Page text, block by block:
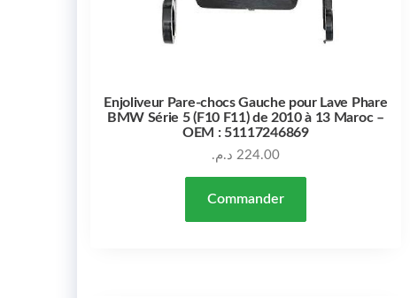
Enjoliveur Pare-chocs Gauche pour Lave Phare
BMW Série 5 (F10 F11) de 2010 à 13 Maroc –
OEM : 51117246869
224.00 د.م.
Commander